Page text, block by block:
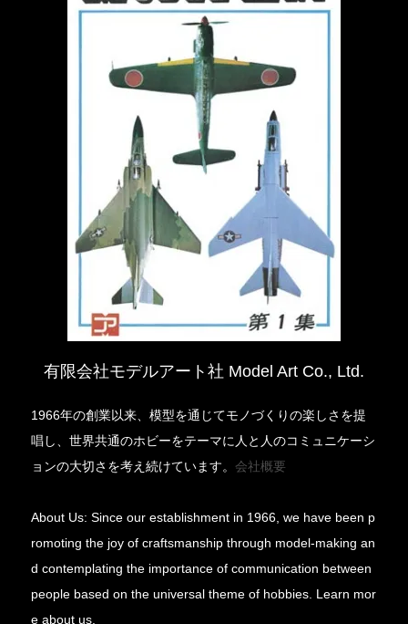
有限会社モデルアート社 Model Art Co., Ltd.
1966年の創業以来、模型を通じてモノづくりの楽しさを提
唱し、世界共通のホビーをテーマに人と人のコミュニケーシ
ョンの大切さを考え続けています。会社概要
About Us: Since our establishment in 1966, we have been p
romoting the joy of craftsmanship through model-making an
d contemplating the importance of communication between
people based on the universal theme of hobbies. Learn mor
e about us.